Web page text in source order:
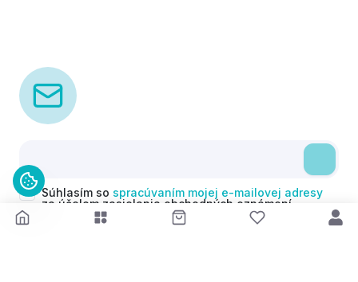
Súhlasím so spracúvaním mojej e-mailovej adresy
za účelom zasielania obchodných oznámení
(newsletterov) v súlade s čl. 6 ods. 1 písm. a)
Nariadenia GDPR. Svoj súhlas môžem kedykoľvek